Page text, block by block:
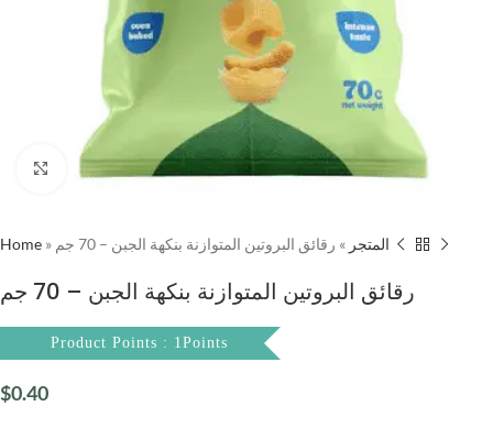
Click to enlarge
Home » المتجر » رقائق البروتين المتوازنة بنكهة الجبن – 70 جم
رقائق البروتين المتوازنة بنكهة الجبن – 70 جم
Product Points : 1Points
$0.40